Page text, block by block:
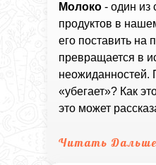
Молоко - один
продуктов в
его поставить на
превращается в
неожиданностей.
«убегает»? Как
это может
Читать